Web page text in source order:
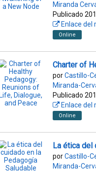
Miranda
Publicado
Enlace del
Online
Charter of
porCastillo-
Miranda-
Publicado
Enlace del
Online
La ética del
porCastillo-
Miranda-